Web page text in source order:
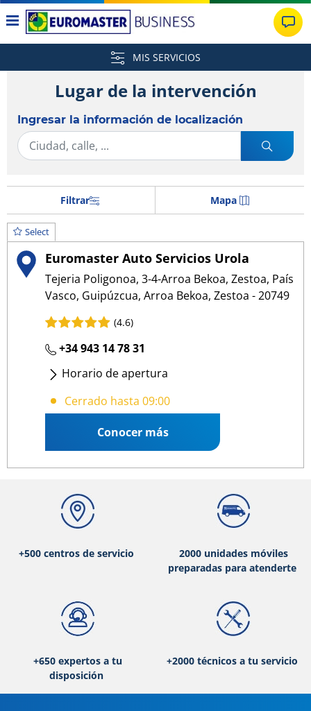
MIS SERVICIOS
Lugar de la intervención
Ingresar la información de localización
Filtrar Mapa
Select
Euromaster Auto Servicios Urola
Tejeria Poligonoa, 3-4-Arroa Bekoa, Zestoa, País
Vasco, Guipúzcua, Arroa Bekoa, Zestoa - 20749
(4.6)
+34 943 14 78 31
Horario de apertura
Lunes- Viernes: 09:00 13:00
Cerrado hasta 09:00
Conocer más
+500 centros de servicio
2000 unidades móviles
preparadas para atenderte
+650 expertos a tu
disposición
+2000 técnicos a tu servicio